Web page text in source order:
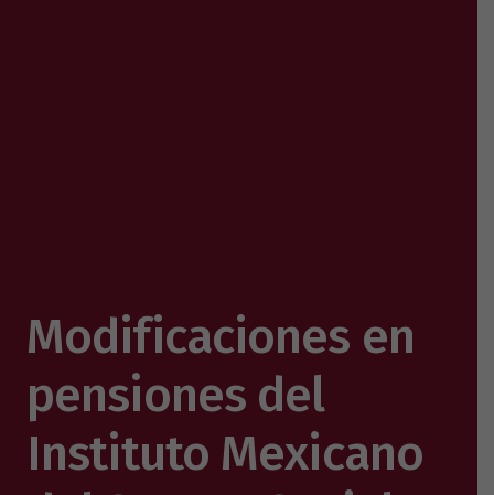
Modificaciones en
pensiones del
Instituto Mexicano